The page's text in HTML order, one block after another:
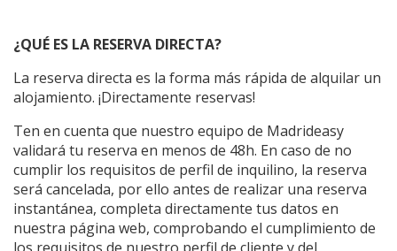
¿QUÉ ES LA RESERVA DIRECTA?
La reserva directa es la forma más rápida de alquilar un
alojamiento. ¡Directamente reservas!
Ten en cuenta que nuestro equipo de Madrideasy
validará tu reserva en menos de 48h. En caso de no
cumplir los requisitos de perfil de inquilino, la reserva
será cancelada, por ello antes de realizar una reserva
instantánea, completa directamente tus datos en
nuestra página web, comprobando el cumplimiento de